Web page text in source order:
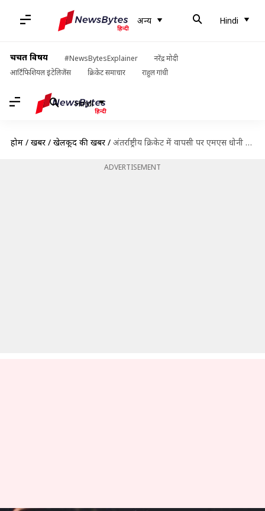
अन्य Hindi
चर्चित विषय #NewsBytesExplainer
नरेंद्र मोदी
आर्टिफिशियल इंटेलिजेंस
क्रिकेट समाचार राहुल गांधी
Hindi
होम / खबरें / खेलकूद की खबरें / अंतर्राष्ट्रीय क्रिकेट में वापसी पर एमएस धोनी ने तोड़ी चुप्पी, जानें क्या कुछ कहा
ADVERTISEMENT